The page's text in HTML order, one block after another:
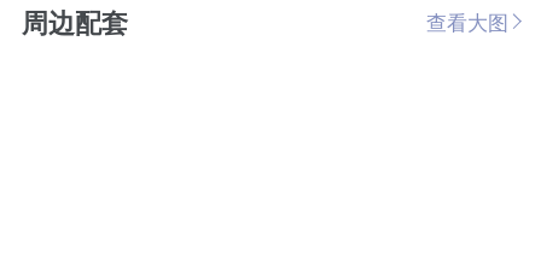
周边配套 查看大图